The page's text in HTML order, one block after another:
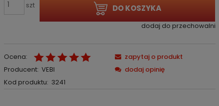
szt DO KOSZYKA
dodaj do przechowalni
Ocena:
Producent: VEBI
Kod produktu: 3241
zapytaj o produkt
dodaj opinię